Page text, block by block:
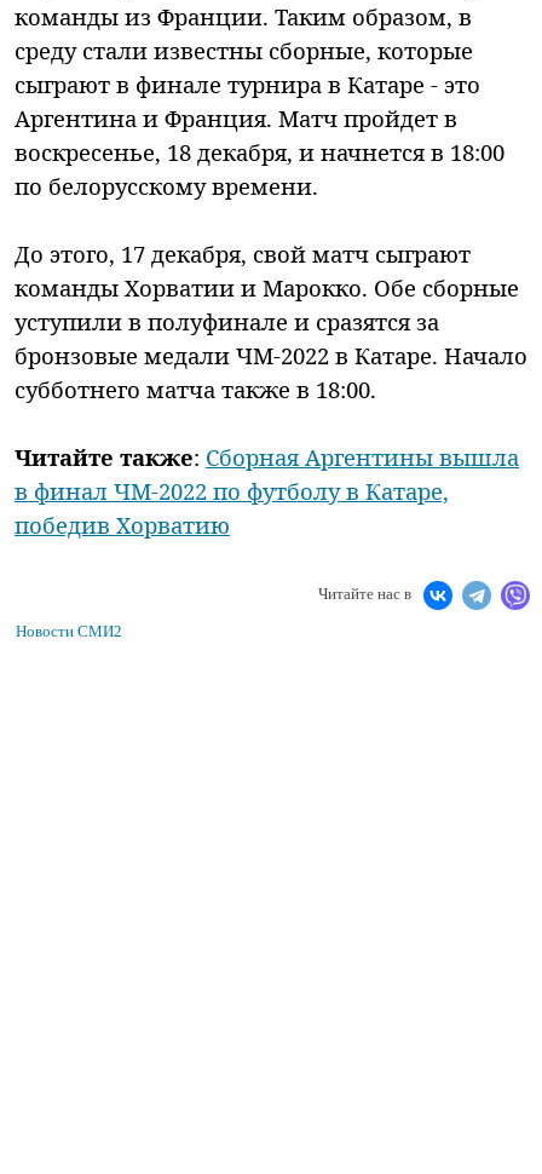
команды из Франции. Таким образом, в
среду стали известны сборные, которые
сыграют в финале турнира в Катаре - это
Аргентина и Франция. Матч пройдет в
воскресенье, 18 декабря, и начнется в 18:00
по белорусскому времени.
До этого, 17 декабря, свой матч сыграют
команды Хорватии и Марокко. Обе сборные
уступили в полуфинале и сразятся за
бронзовые медали ЧМ-2022 в Катаре. Начало
субботнего матча также в 18:00.
Читайте также: Сборная Аргентины вышла
в финал ЧМ-2022 по футболу в Катаре,
победив Хорватию
Читайте нас в
Новости СМИ2